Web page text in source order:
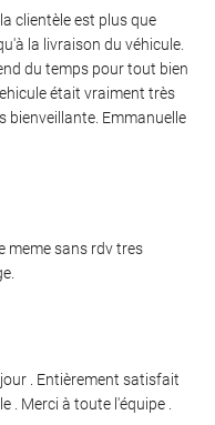
Une
clientèle est plus que
la livraison du véhicule.
du temps pour tout bien
était vraiment très
bienveillante. Emmanuelle
meme sans rdv tres
. Entièrement satisfait
. Merci à toute l'équipe .